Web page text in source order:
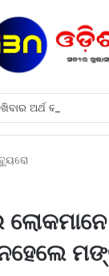
ଅର୍ଥ କଣ ହୋଇଥାଏ,
,ନହେଲେ